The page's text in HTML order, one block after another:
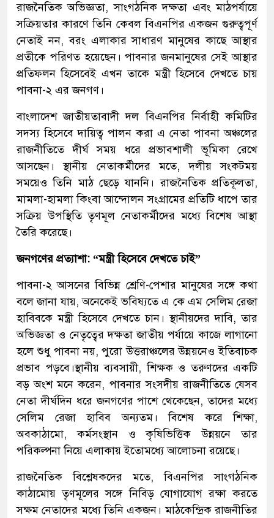
রাজনৈতিক অভিজ্ঞতা, সাংগঠনিক দক্ষতা এবং মাঠপর্যায়ে
সক্রিয়তার কারণে তিনি কেবল বিএনপির একজন গুরুত্বপূর্ণ
নেতাই নন, বরং এলাকার সাধারণ মানুষের কাছে আস্থার
প্রতীকে পরিণত হয়েছেন। পাবনার জনমানুষের সেই আস্থার
প্রতিফলন হিসেবেই এখন তাকে মন্ত্রী হিসেবে দেখতে চায়
পাবনা-২ এর জনগণ।
বাংলাদেশ জাতীয়তাবাদী দল বিএনপির নির্বাহী কমিটির
সদস্য হিসেবে দায়িত্ব পালন করা এ নেতা পাবনা অঞ্চলের
রাজনীতিতে দীর্ঘ সময় ধরে প্রভাবশালী ভূমিকা রেখে
আসছেন। স্থানীয় নেতাকর্মীদের মতে, দলীয় সংকটময়
সময়েও তিনি মাঠ ছেড়ে যাননি। রাজনৈতিক প্রতিকূলতা,
মামলা-হামলা কিংবা আন্দোলন সংগ্রামের প্রতিটি ধাপে তার
সক্রিয় উপস্থিতি তৃণমূল নেতাকর্মীদের মধ্যে বিশেষ আস্থা
তৈরি করেছে।
জনগণের প্রত্যাশা: “মন্ত্রী হিসেবে দেখতে চাই”
পাবনা-২ আসনের বিভিন্ন শ্রেণি-পেশার মানুষের সঙ্গে কথা
বলে জানা যায়, অনেকেই ভবিষ্যতে এ কে এম সেলিম রেজা
হাবিবকে মন্ত্রী হিসেবে দেখতে চান। স্থানীয়দের দাবি, তার
অভিজ্ঞতা ও নেতৃত্বের দক্ষতা জাতীয় পর্যায়ে কাজে লাগানো
হলে শুধু পাবনা নয়, পুরো উত্তরাঞ্চলের উন্নয়নেও ইতিবাচক
প্রভাব পড়বে।স্থানীয় ব্যবসায়ী, শিক্ষক ও তরুণদের একটি
বড় অংশ মনে করেন, পাবনার সংসদীয় রাজনীতিতে যেসব
নেতা দীর্ঘদিন ধরে জনগণের পাশে থেকেছেন, তাদের মধ্যে
সেলিম রেজা হাবিব অন্যতম। বিশেষ করে শিক্ষা,
অবকাঠামো, কর্মসংস্থান ও কৃষিভিত্তিক উন্নয়নে তার
পরিকল্পনা নিয়ে এলাকায় ইতোমধ্যে আলোচনা রয়েছে।
রাজনৈতিক বিশ্লেষকদের মতে, বিএনপির সাংগঠনিক
কাঠামোয় তৃণমূলের সঙ্গে নিবিড় যোগাযোগ রক্ষা করতে
সক্ষম নেতাদের মধ্যে তিনি একজন। মাঠকেন্দ্রিক রাজনীতির